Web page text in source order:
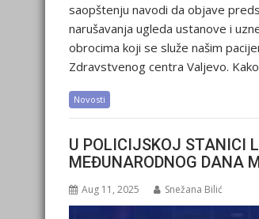
saopštenju navodi da objave
narušavanja ugleda ustanove i
obrocima koji se služe našim
Zdravstvenog centra Valjevo.
Novosti
U POLICIJSKOJ STANICI
MEĐUNARODNOG DANA
Aug 11, 2025 Snežana Bilić